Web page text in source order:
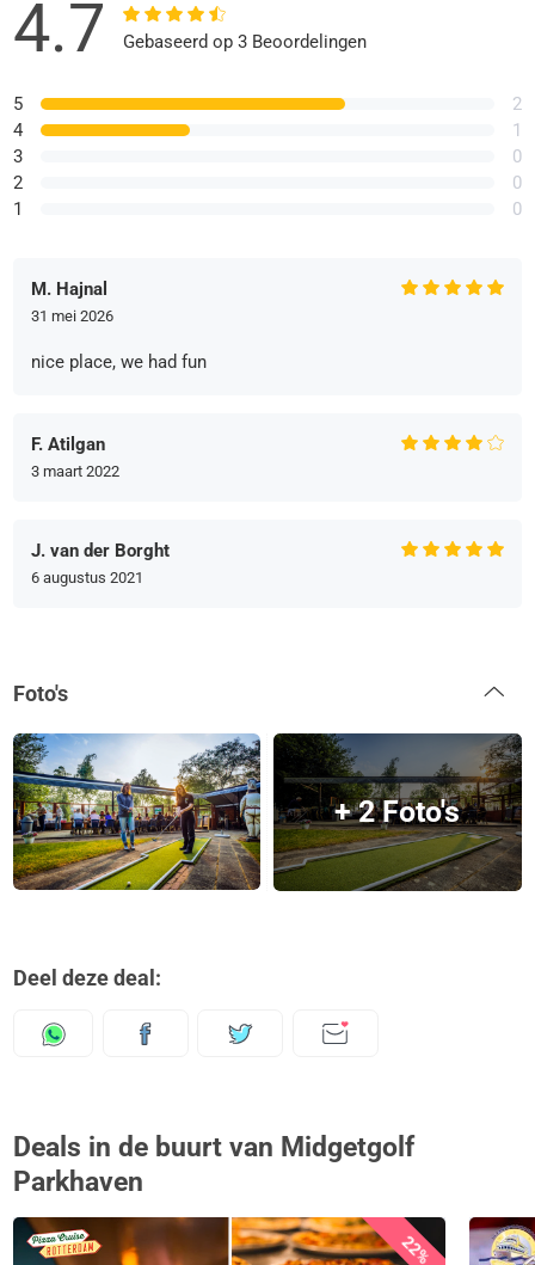
4.7 Gebaseerd op 3 Beoordelingen
5
4
3
2
1
2
1
0
0
0
M. Hajnal
31 mei 2026
nice place, we had fun
F. Atilgan
3 maart 2022
J. van der Borght
6 augustus 2021
Foto's
+ 2 Foto's
Deel deze deal:
Deals in de buurt van Midgetgolf
Parkhaven
22%